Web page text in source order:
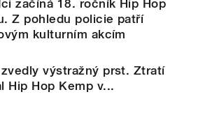
začíná 18. ročník Hip Hop
Z pohledu policie patří
kulturním akcím
výstražný prst. Ztratí
Hip Hop Kemp v...